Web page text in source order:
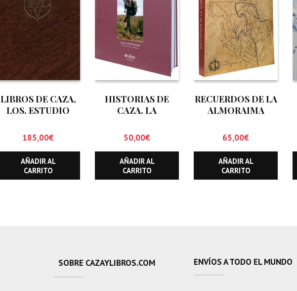
LIBROS DE CAZA,
LOS. ESTUDIO
CINEGETICO
(HASTA
DICIEMBRE DE
1.999)
185,00€
AÑADIR AL
CARRITO
HISTORIAS DE
CAZA. LA
GENTES Y SUS
CULTURAS
50,00€
AÑADIR AL
CARRITO
RECUERDOS DE LA
ALMORAIMA
65,00€
AÑADIR AL
CARRITO
SOBRE CAZAYLIBROS.COM ENVÍOS A TODO EL MUNDO